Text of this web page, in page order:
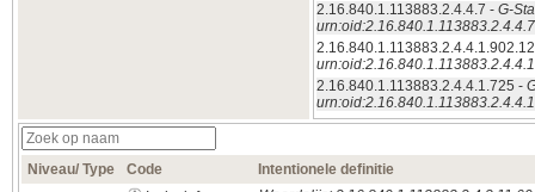
2.16.840.1.113883.2.4.4.7 - G-
urn:oid:2.16.840.1.113883.2.4.4.7
2.16.840.1.113883.2.4.4.1.725 -
Niveau/ Type Code
Intentionele definitie